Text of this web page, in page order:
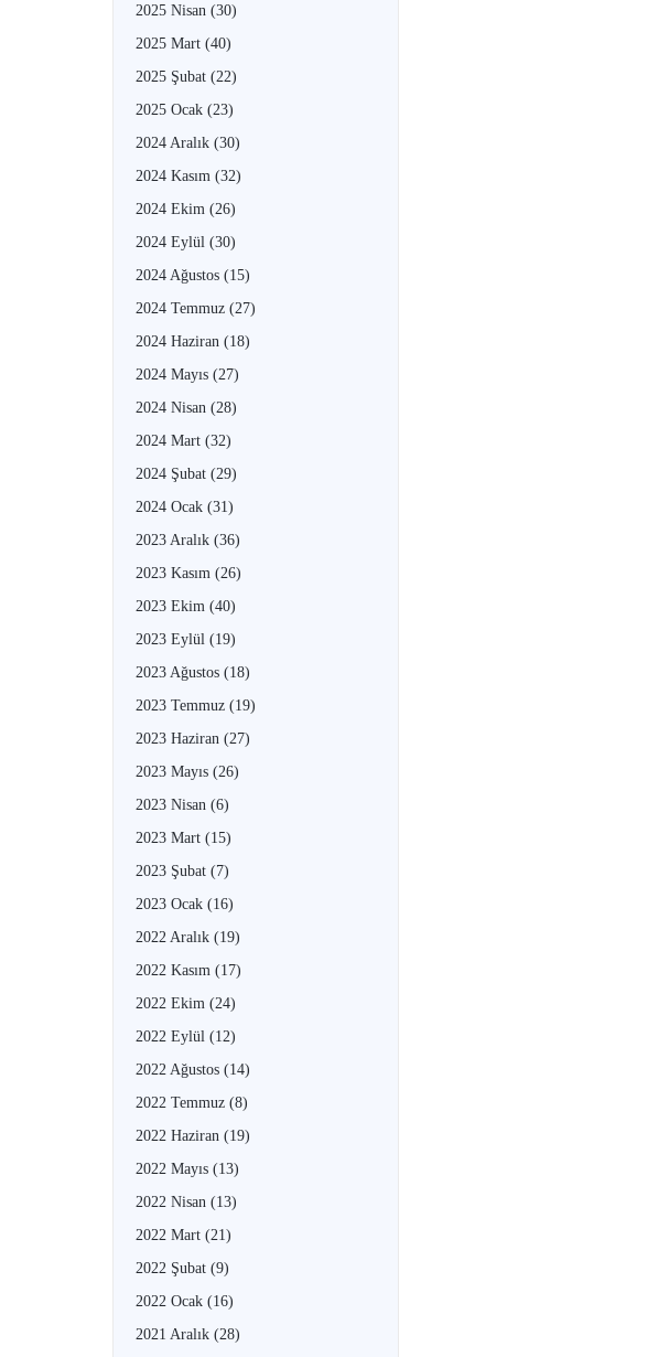
2025 Nisan (30)
2025 Mart (40)
2025 Şubat (22)
2025 Ocak (23)
2024 Aralık (30)
2024 Kasım (32)
2024 Ekim (26)
2024 Eylül (30)
2024 Ağustos (15)
2024 Temmuz (27)
2024 Haziran (18)
2024 Mayıs (27)
2024 Nisan (28)
2024 Mart (32)
2024 Şubat (29)
2024 Ocak (31)
2023 Aralık (36)
2023 Kasım (26)
2023 Ekim (40)
2023 Eylül (19)
2023 Ağustos (18)
2023 Temmuz (19)
2023 Haziran (27)
2023 Mayıs (26)
2023 Nisan (6)
2023 Mart (15)
2023 Şubat (7)
2023 Ocak (16)
2022 Aralık (19)
2022 Kasım (17)
2022 Ekim (24)
2022 Eylül (12)
2022 Ağustos (14)
2022 Temmuz (8)
2022 Haziran (19)
2022 Mayıs (13)
2022 Nisan (13)
2022 Mart (21)
2022 Şubat (9)
2022 Ocak (16)
2021 Aralık (28)